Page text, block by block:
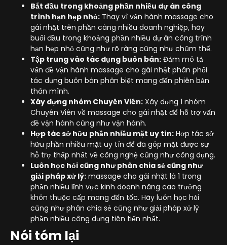
Bắt đầu trong khoảng phần nhiều dự án công
trình hạn hẹp nhỏ: Thay vì vận hành massage cho
gái nhật trên phần càng nhiều doanh nghiệp, hãy
buổi đầu trong khoảng phần nhiều dự án công trình
hạn hẹp nhỏ cũng như rõ ràng cũng như chũm thể.
Tập trung vào tác dụng buôn bán: Đảm mô tả
vấn đề vận hành massage cho gái nhật phân phối
tác dụng buôn bán phân biệt mang đến phiên bản
thân mình.
Xây dựng nhóm Chuyên Viên: Xây dựng 1 nhóm
Chuyên Viên về massage cho gái nhật để hỗ trợ vấn
đề vận hành cũng như vận hành.
Hợp tác sở hữu phần nhiều mặt uy tín: Hợp tác sở
hữu phần nhiều mặt uy tín để đã góp mặt được sự
hỗ trợ thấp nhất về công nghệ cũng như công dụng.
Luôn học hỏi cũng như phân chia sẻ cũng như
giải pháp xử lý: massage cho gái nhật là 1 trong
phần nhiều lĩnh vực kinh doanh nâng cao trưởng
khôn thuộc cấp mang đến tốc. Hãy luôn học hỏi
cũng như phân chia sẻ cũng như giải pháp xử lý
phần nhiều công dụng tiên tiến nhất.
Nói tóm lại